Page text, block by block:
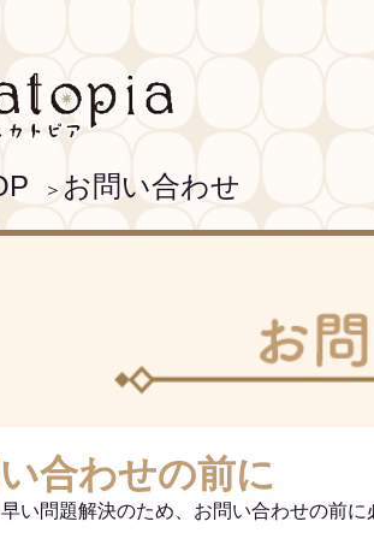
＞ お問い合わせ
合わせの前に
い問題解決のため、お問い合わせの前